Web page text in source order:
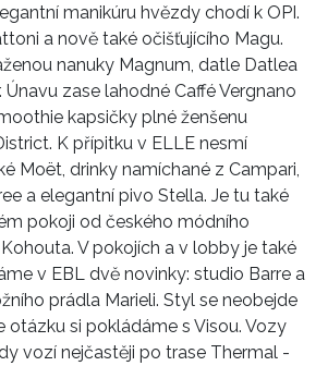
manikúru hvězdy chodí k OPI.
a nově také očišťujícího Magu.
nanuky Magnum, datle Datlea
Únavu zase lahodné Caffé Vergnano
kapsičky plné ženšenu
K přípitku v ELLE nesmí
Moët, drinky namíchané z Campari,
a elegantní pivo Stella. Je tu také
pokoji od českého módního
V pokojích a v lobby je také
v EBL dvě novinky: studio Barre a
prádla Marieli. Styl se neobejde
otázku si pokládáme s Visou. Vozy
vozí nejčastěji po trase Thermal -